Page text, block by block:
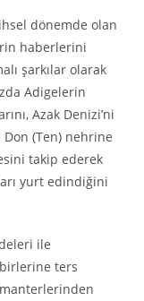
dönemde olan
haberlerini
şarkılar olarak
Adigelerin
Azak Denizi’ni
Don (Ten) nehrine
takip ederek
yurt edindiğini
ile
ters